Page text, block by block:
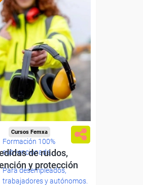
Formación 100%
subvencionada.
Para desempleados,
trabajadores y autónomos.
Cursos Femxa
de ruidos,
y protección